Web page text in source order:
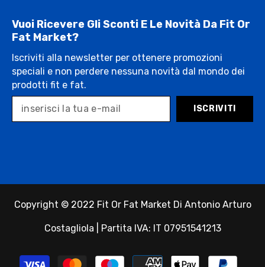
Vuoi Ricevere Gli Sconti E Le Novità Da Fit Or
Fat Market?
Iscriviti alla newsletter per ottenere promozioni
speciali e non perdere nessuna novità dal mondo dei
prodotti fit e fat.
ISCRIVITI
Copyright © 2022 Fit Or Fat Market Di Antonio Arturo
Costagliola | Partita IVA: IT 07951541213
Payment